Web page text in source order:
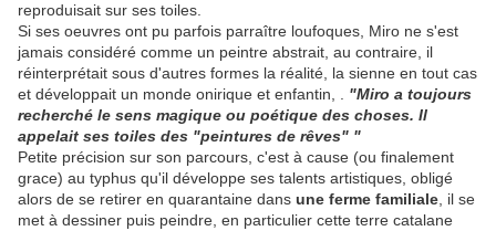
reproduisait sur ses toiles.
Si ses oeuvres ont pu parfois parraître loufoques, Miro ne s'est
jamais considéré comme un peintre abstrait, au contraire, il
réinterprétait sous d'autres formes la réalité, la sienne en tout cas
et développait un monde onirique et enfantin, . "Miro a toujours
recherché le sens magique ou poétique des choses. Il
appelait ses toiles des "peintures de rêves" "
Petite précision sur son parcours, c'est à cause (ou finalement
grace) au typhus qu'il développe ses talents artistiques, obligé
alors de se retirer en quarantaine dans une ferme familiale , il se
met à dessiner puis peindre, en particulier cette terre catalane